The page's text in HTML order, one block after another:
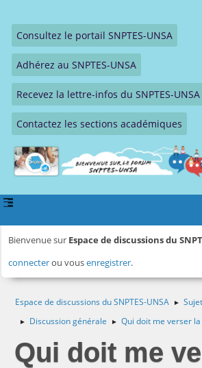
Consultez le portail SNPTES-UNSA
Adhérez au SNPTES-UNSA
Recevez la lettre-infos du SNPTES-UNSA
Contactez les sections académiques
Bienvenue sur Espace de discussions du
connecterou vousenregistrer.
Espace de discussions du SNPTES-UNSA ►
► Discussion générale ► Qui doit me verser
Qui doit me